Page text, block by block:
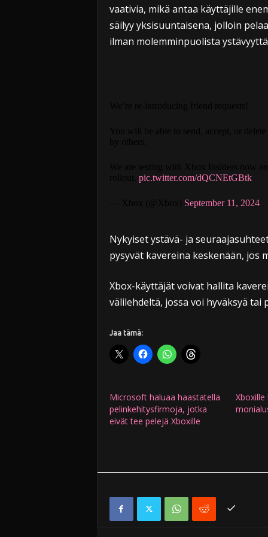
vaativia, mikä antaa käyttäjille
säilyy yksisuuntaisena, jolloin
ilman molemminpuolista
pic.twitter.com/dQCNEtGBtk
September 11, 2024
Nykyiset ystävä- ja
pysyvät kavereina keskenään, jos
Xbox-käyttäjät voivat hallita
välilehdeltä, jossa voi hyväksyä
Jaa tämä:
Microsoft haluaa haastatella
pelinkehitysfirmoja, jotka
eivät tee pelejä Xboxille